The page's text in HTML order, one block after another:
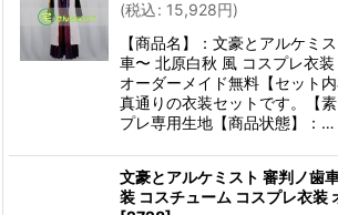
(税込: 15,928円)
【商品名】：文豪とアルケミ
車〜 北原白秋 風 コスプレ衣
オーダーメイド無料【セット
真通りの衣装セットです。
プレ専用生地【商品状態】：…
文豪とアルケミスト 審判ノ歯
装 コスチューム コスプレ衣装